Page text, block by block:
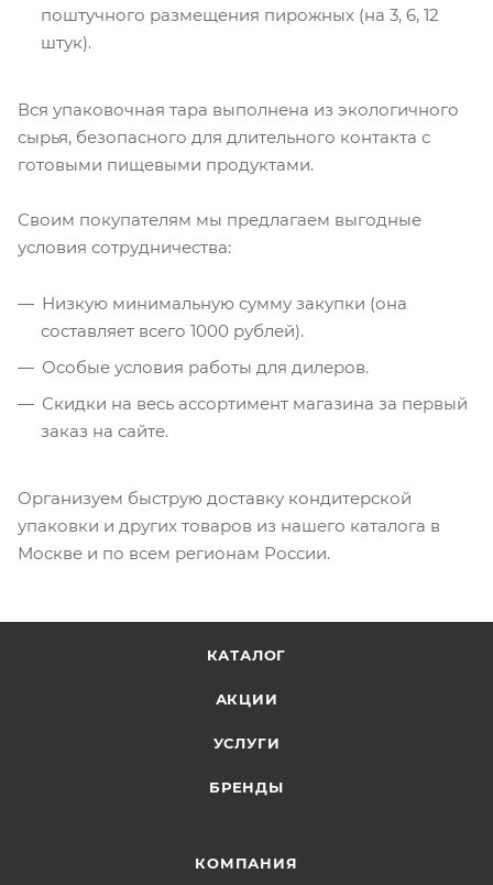
поштучного размещения пирожных (на 3, 6, 12
штук).
Вся упаковочная тара выполнена из экологичного
сырья, безопасного для длительного контакта с
готовыми пищевыми продуктами.
Своим покупателям мы предлагаем выгодные
условия сотрудничества:
Низкую минимальную сумму закупки (она
составляет всего 1000 рублей).
Особые условия работы для дилеров.
Скидки на весь ассортимент магазина за первый
заказ на сайте.
Организуем быструю доставку кондитерской
упаковки и других товаров из нашего каталога в
Москве и по всем регионам России.
КАТАЛОГ
АКЦИИ
УСЛУГИ
БРЕНДЫ
КОМПАНИЯ